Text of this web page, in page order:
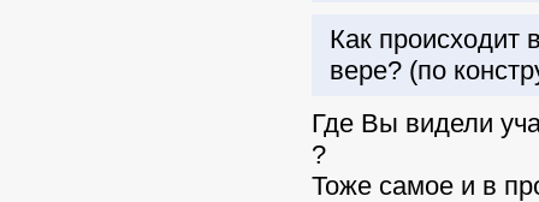
Как происходит
вере? (по
Где Вы видели
?
Тоже самое и в